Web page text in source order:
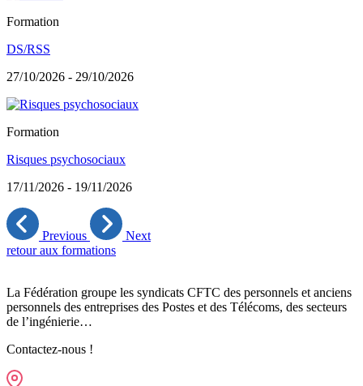
Formation
DS/RSS
27/10/2026 - 29/10/2026
Formation
Risques psychosociaux
17/11/2026 - 19/11/2026
Previous
Next
retour aux formations
La Fédération groupe les syndicats CFTC des personnels et anciens
personnels des entreprises des Postes et des Télécoms, des secteurs
de l’ingénierie…
Contactez-nous !